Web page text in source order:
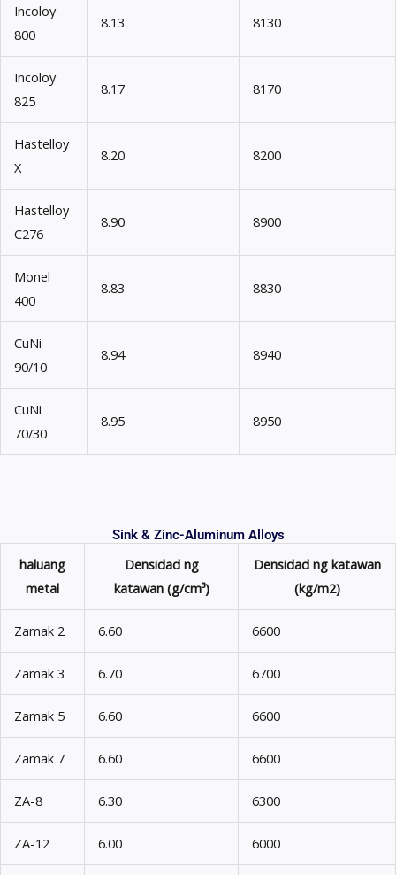
Incoloy
800
8.13 8130
Incoloy
825
8.17 8170
Hastelloy
X
8.20 8200
Hastelloy
C276
8.90 8900
Monel
400
8.83 8830
CuNi
90/10
8.94 8940
CuNi
70/30
8.95 8950
Sink & Zinc-Aluminum Alloys
haluang
metal
Densidad ng
katawan (g/cm³)
Densidad ng katawan
(kg/m2)
Zamak 2 6.60 6600
Zamak 3 6.70 6700
Zamak 5 6.60 6600
Zamak 7 6.60 6600
ZA-8 6.30 6300
ZA-12 6.00 6000